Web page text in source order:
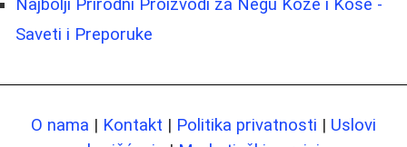
Najbolji Prirodni Proizvodi za Negu Kože i Kose -
Saveti i Preporuke
O nama | Kontakt | Politika privatnosti | Uslovi